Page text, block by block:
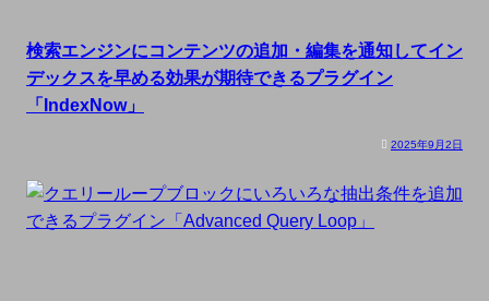
検索エンジンにコンテンツの追加・編集を通知してイン
デックスを早める効果が期待できるプラグイン
「IndexNow」
2025年9月2日